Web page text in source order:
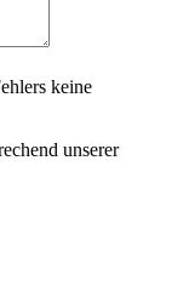
keine
unserer